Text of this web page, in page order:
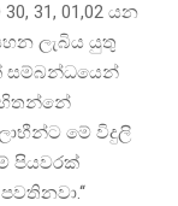
31, 01,02 යන
ලැබිය යුතු
සම්බන්ධයෙන්
හිතන්නේ
මේ විදුලි
පියවරක්